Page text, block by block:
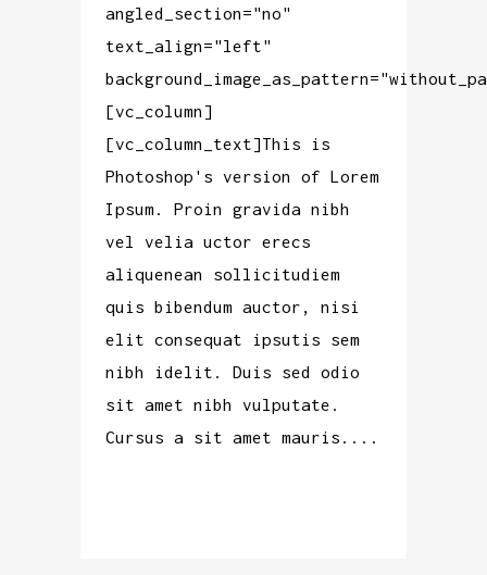
angled_section="no"
text_align="left"
[vc_column]
[vc_column_text]This is
Photoshop's version of Lorem
Ipsum. Proin gravida nibh
vel velia uctor erecs
aliquenean sollicitudiem
quis bibendum auctor, nisi
elit consequat ipsutis sem
nibh idelit. Duis sed odio
sit amet nibh vulputate.
Cursus a sit amet mauris....